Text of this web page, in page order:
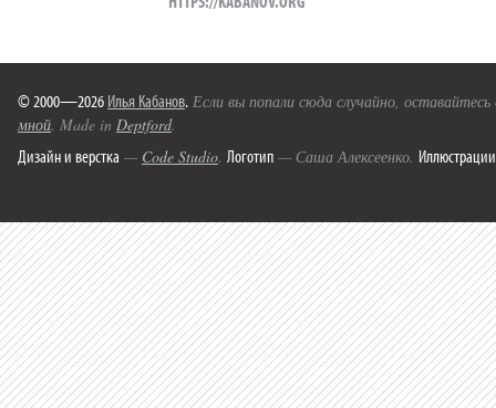
© 2000—2026 Илья Кабанов. Если вы попали сюда случайно,
мной. Made in Deptford.
Дизайн и верстка — Code Studio. Логотип — Саша Алексеенко. Иллюстрации